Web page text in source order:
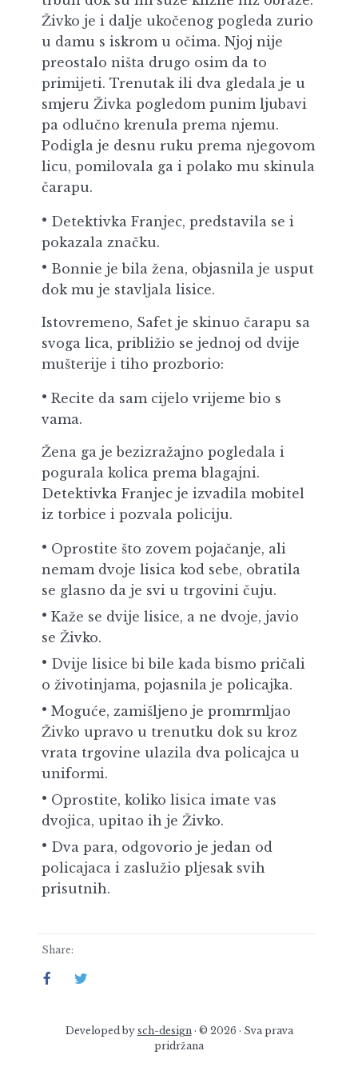
Živko je i dalje ukočenog pogleda zurio
u damu s iskrom u očima. Njoj nije
preostalo ništa drugo osim da to
primijeti. Trenutak ili dva gledala je u
smjeru Živka pogledom punim ljubavi
pa odlučno krenula prema njemu.
Podigla je desnu ruku prema njegovom
licu, pomilovala ga i polako mu skinula
čarapu.
Detektivka Franjec, predstavila se i
pokazala značku.
Bonnie je bila žena, objasnila je usput
dok mu je stavljala lisice.
Istovremeno, Safet je skinuo čarapu sa
svoga lica, približio se jednoj od dvije
mušterije i tiho prozborio:
Recite da sam cijelo vrijeme bio s
vama.
Žena ga je bezizražajno pogledala i
pogurala kolica prema blagajni.
Detektivka Franjec je izvadila mobitel
iz torbice i pozvala policiju.
Oprostite što zovem pojačanje, ali
nemam dvoje lisica kod sebe, obratila
se glasno da je svi u trgovini čuju.
Kaže se dvije lisice, a ne dvoje, javio
se Živko.
Dvije lisice bi bile kada bismo pričali
o životinjama, pojasnila je policajka.
Moguće, zamišljeno je promrmljao
Živko upravo u trenutku dok su kroz
vrata trgovine ulazila dva policajca u
uniformi.
Oprostite, koliko lisica imate vas
dvojica, upitao ih je Živko.
Dva para, odgovorio je jedan od
policajaca i zaslužio pljesak svih
prisutnih.
Share:
Developed by sch-design· © 2026 · Sva prava
pridržana